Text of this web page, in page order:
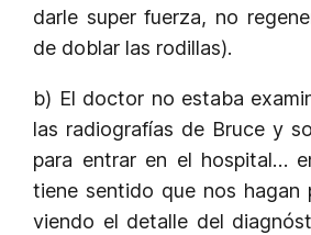
darle super fuerza, no
de doblar las rodillas).
b) El doctor no estaba
las radiografías de Bruce y
para entrar en el hospital…
tiene sentido que nos hagan
viendo el detalle del